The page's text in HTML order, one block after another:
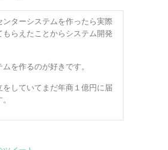
ンターシステムを作ったら実際
もらえたことからシステム開発
を作るのが好きです。
をしていてまだ年商１億円に届